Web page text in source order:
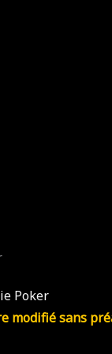
Poker
modifié sans